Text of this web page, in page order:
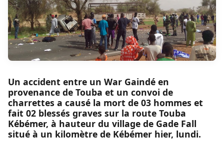
Un accident entre un War Gaindé en
provenance de Touba et un convoi de
charrettes a causé la mort de 03 hommes et
fait 02 blessés graves sur la route Touba
Kébémer, à hauteur du village de Gade Fall
situé à un kilomètre de Kébémer hier, lundi.